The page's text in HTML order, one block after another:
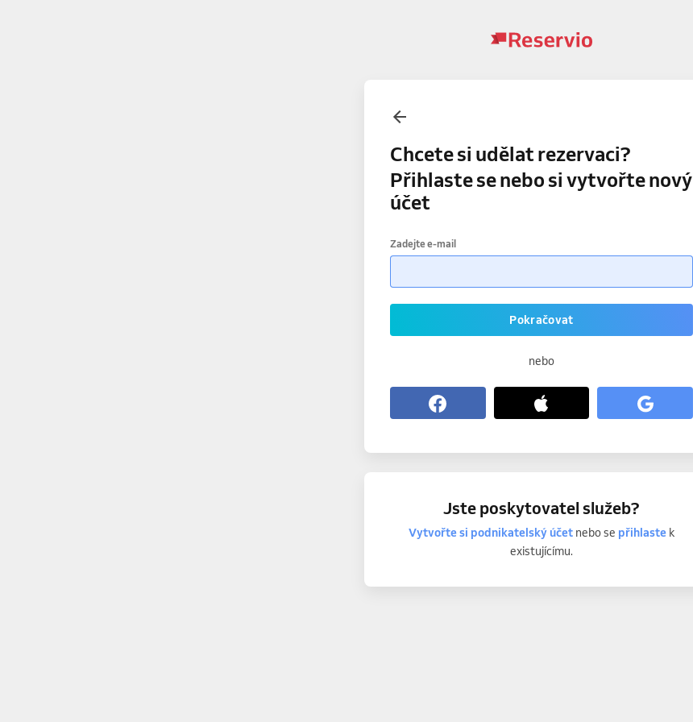
Chcete si udělat rezervaci?
Přihlaste se nebo si vytvořte nový
účet
Zadejte e-mail
Pokračovat
nebo
Jste poskytovatel služeb?
Vytvořte si podnikatelský účetnebo se přihlastek
existujícímu.